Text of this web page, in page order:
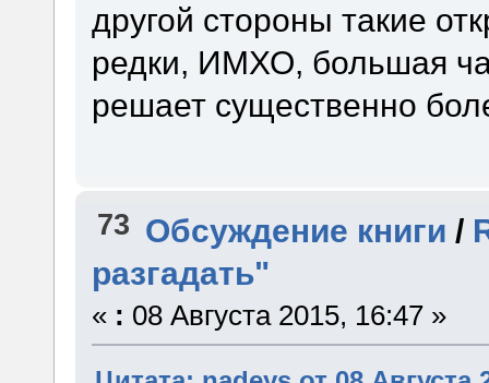
другой стороны такие
редки, ИМХО, большая
решает существенно
73 Обсуждение книги /
разгадать"
« : 08 Августа 2015, 16:47 »